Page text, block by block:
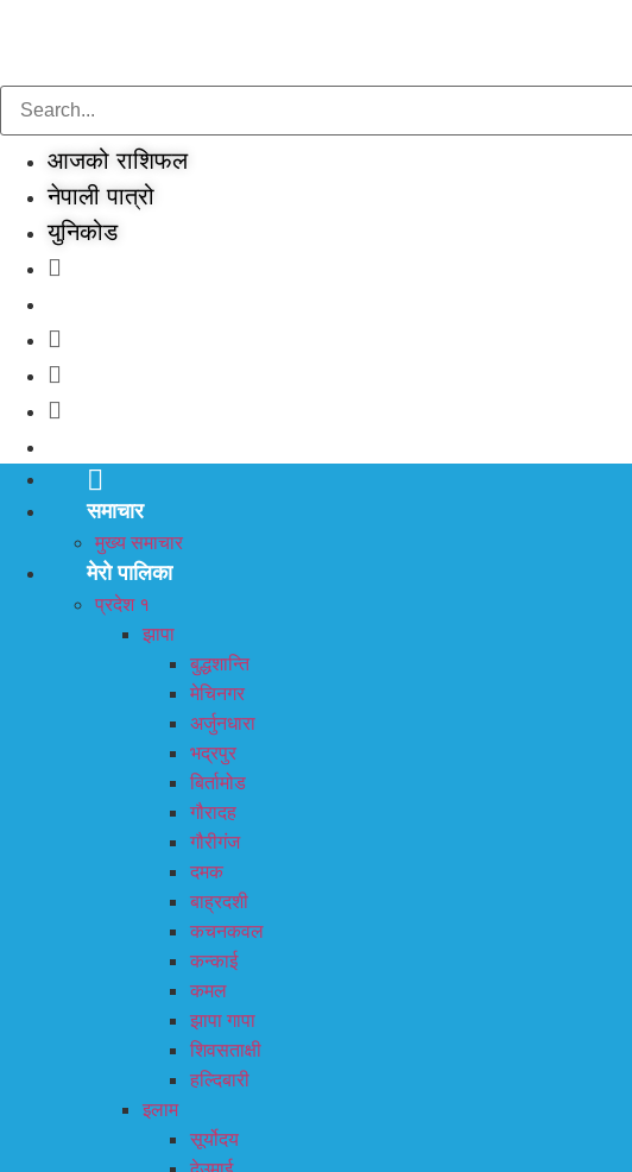
आजको राशिफल
नेपाली पात्रो
युनिकोड
समाचार
मुख्य समाचार
मेरो पालिका
प्रदेश १
झापा
बुद्धशान्ति
मेचिनगर
अर्जुनधारा
भद्रपुर
बिर्तामोड
गौरादह
गौरीगंज
दमक
बाह्रदशी
कचनकवल
कन्काई
कमल
झापा गापा
शिवसताक्षी
हल्दिबारी
इलाम
सूर्योदय